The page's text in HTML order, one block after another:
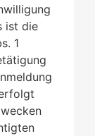
ist die
1